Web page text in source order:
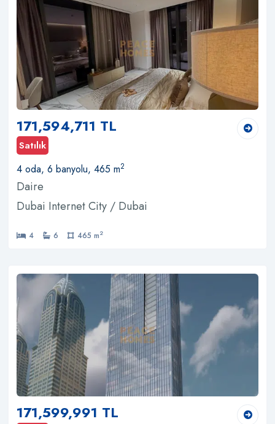
171,594,711 TL
Satılık
4 oda, 6 banyolu, 465 m2
Daire
Dubai Internet City / Dubai
4 6 465 m2
171,599,991 TL